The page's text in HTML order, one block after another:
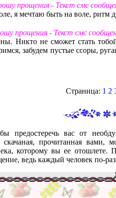
прощения - Текст смс
я мечтаю быть на воле, ритм
прощения - Текст смс
Никто не сможет стать
забудем пустые ссоры,
Страница: 1 2
предостеречь вас от
прочитанная вами,
которому вы ее отошлете.
ведь каждый человек по-